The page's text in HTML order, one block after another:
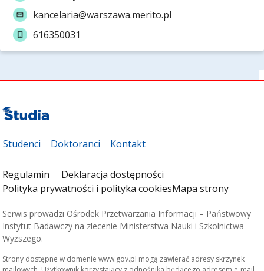
kancelaria@warszawa.merito.pl
616350031
Studenci Doktoranci Kontakt
Regulamin
Deklaracja dostępności
Polityka prywatności i polityka cookiesMapa strony
Serwis prowadzi Ośrodek Przetwarzania Informacji – Państwowy
Instytut Badawczy na zlecenie Ministerstwa Nauki i Szkolnictwa
Wyższego.
Strony dostępne w domenie www.gov.pl mogą zawierać adresy skrzynek